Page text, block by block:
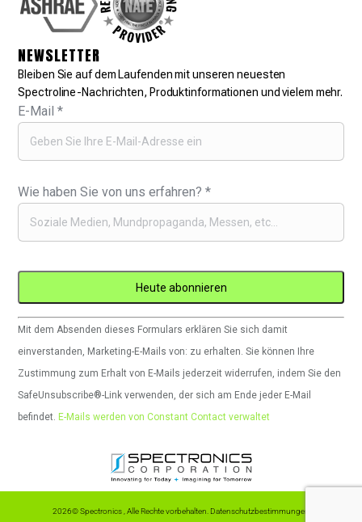
NEWSLETTER
Bleiben Sie auf dem Laufenden mit unseren neuesten
Spectroline-Nachrichten, Produktinformationen und vielem mehr.
E-Mail*
Wie haben Sie von uns erfahren?*
Constant
Contact
verwenden.
Bitte
lassen
leer.
Mit dem Absenden dieses Formulars erklären Sie sich damit
einverstanden, Marketing-E-Mails von: zu erhalten. Sie können Ihre
Zustimmung zum Erhalt von E-Mails jederzeit widerrufen, indem Sie den
SafeUnsubscribe®-Link verwenden, der sich am Ende jeder E-Mail
befindet. E-Mails werden von Constant Contact verwaltet
2026© Spectronics , Alle Rechte vorbehalten. Datenschutzbestimmungen